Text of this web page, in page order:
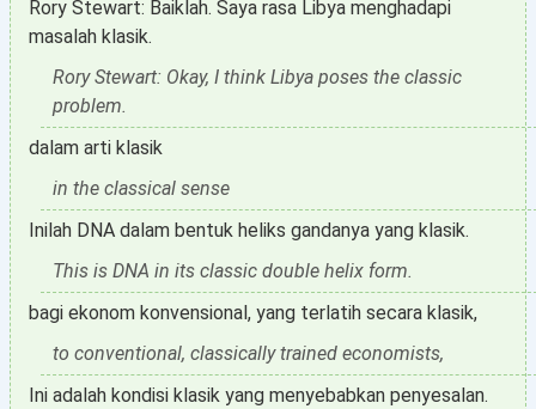
Rory Stewart: Baiklah. Saya rasa Libya menghadapi
masalah klasik.
Rory Stewart: Okay, I think Libya poses the classic
problem.
dalam arti klasik
in the classical sense
Inilah DNA dalam bentuk heliks gandanya yang klasik.
This is DNA in its classic double helix form.
bagi ekonom konvensional, yang terlatih secara klasik,
to conventional, classically trained economists,
Ini adalah kondisi klasik yang menyebabkan penyesalan.